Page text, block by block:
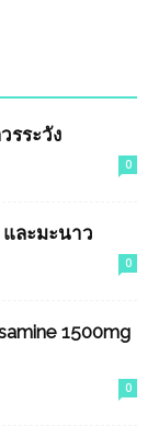
รระวัง
0
ละมะนาว
0
1500mg
0